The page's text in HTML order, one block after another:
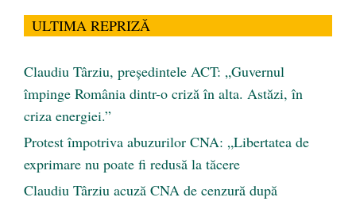
ULTIMA REPRIZĂ
Claudiu Târziu, președintele ACT: „Guvernul
împinge România dintr-o criză în alta. Astăzi, în
criza energiei.”
Protest împotriva abuzurilor CNA: „Libertatea de
exprimare nu poate fi redusă la tăcere
Claudiu Târziu acuză CNA de cenzură după